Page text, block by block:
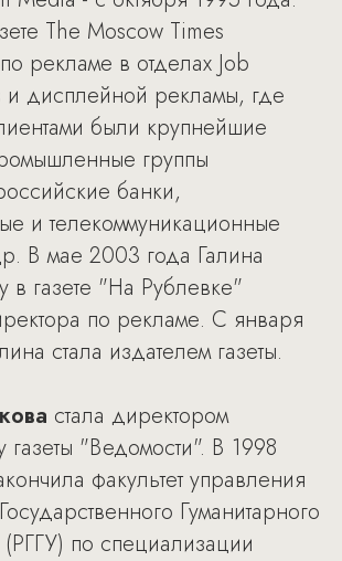
The Moscow Times
рекламе в отделах Job
дисплейной рекламы, где
были крупнейшие
группы
банки,
и телекоммуникационные
В мае 2003 года Галина
в газете "На Рублевке"
по рекламе. С января
стала издателем газеты.
стала директором
газеты "Ведомости". В 1998
факультет управления
Гуманитарного
(РГГУ) по специализации